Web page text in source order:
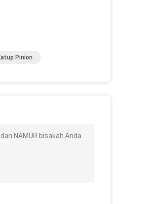
Pinion
NAMUR bisakah Anda